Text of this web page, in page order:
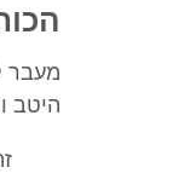
מעבר
היטב